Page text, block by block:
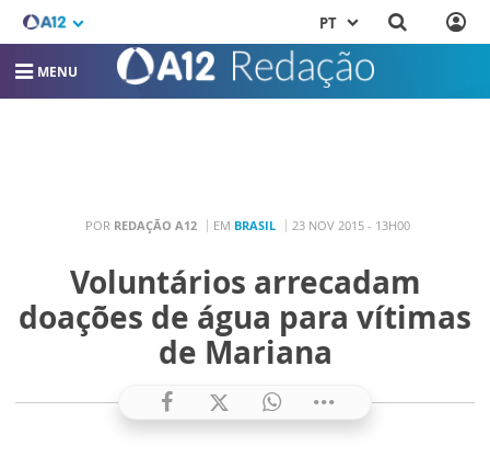
PT
MENU
POR REDAÇÃO A12 EM BRASIL 23 NOV 2015 - 13H00
Voluntários arrecadam
doações de água para vítimas
de Mariana